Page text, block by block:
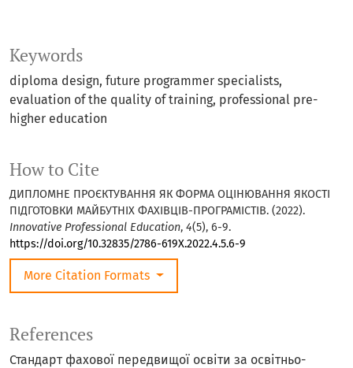
Keywords
diploma design, future programmer specialists,
evaluation of the quality of training, professional pre-
higher education
How to Cite
ДИПЛОМНЕ ПРОЄКТУВАННЯ ЯК ФОРМА ОЦІНЮВАННЯ ЯКОСТІ
ПІДГОТОВКИ МАЙБУТНІХ ФАХІВЦІВ-ПРОГРАМІСТІВ. (2022).
Innovative Professional Education, 4(5), 6-9.
https://doi.org/10.32835/2786-619X.2022.4.5.6-9
More Citation Formats
References
Стандарт фахової передвищої освіти за освітньо-